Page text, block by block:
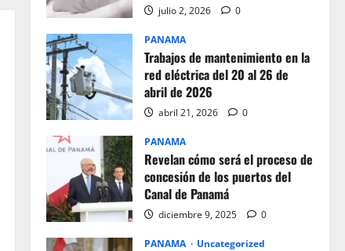
julio 2, 2026 0
PANAMA
Trabajos de mantenimiento en la
red eléctrica del 20 al 26 de
abril de 2026
abril 21, 2026 0
PANAMA
Revelan cómo será el proceso de
concesión de los puertos del
Canal de Panamá
diciembre 9, 2025 0
PANAMA Uncategorized